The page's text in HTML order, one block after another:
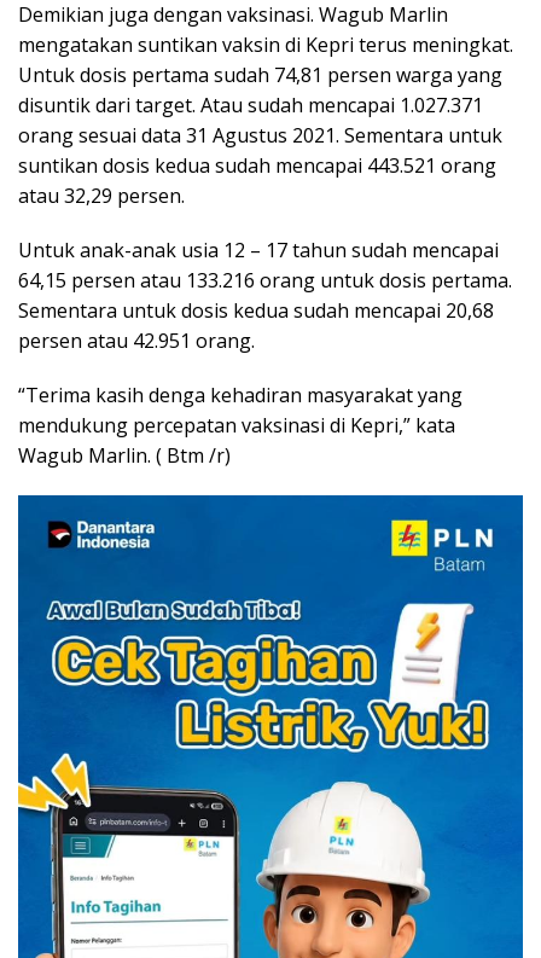
Demikian juga dengan vaksinasi. Wagub Marlin
mengatakan suntikan vaksin di Kepri terus meningkat.
Untuk dosis pertama sudah 74,81 persen warga yang
disuntik dari target. Atau sudah mencapai 1.027.371
orang sesuai data 31 Agustus 2021. Sementara untuk
suntikan dosis kedua sudah mencapai 443.521 orang
atau 32,29 persen.
Untuk anak-anak usia 12 – 17 tahun sudah mencapai
64,15 persen atau 133.216 orang untuk dosis pertama.
Sementara untuk dosis kedua sudah mencapai 20,68
persen atau 42.951 orang.
“Terima kasih denga kehadiran masyarakat yang
mendukung percepatan vaksinasi di Kepri,” kata
Wagub Marlin. ( Btm /r)